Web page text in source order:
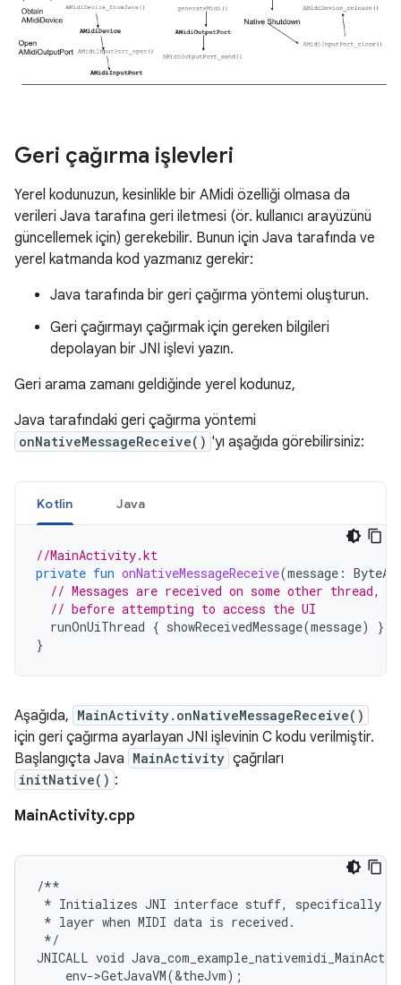
Geri çağırma işlevleri
Yerel kodunuzun, kesinlikle bir AMidi özelliği olmasa da
verileri Java tarafına geri iletmesi (ör. kullanıcı arayüzünü
güncellemek için) gerekebilir. Bunun için Java tarafında ve
yerel katmanda kod yazmanız gerekir:
Java tarafında bir geri çağırma yöntemi oluşturun.
Geri çağırmayı çağırmak için gereken bilgileri
depolayan bir JNI işlevi yazın.
Geri arama zamanı geldiğinde yerel kodunuz,
Java tarafındaki geri çağırma yöntemi
onNativeMessageReceive() 'yı aşağıda görebilirsiniz:
Kotlin Java
//MainActivity.kt
private fun onNativeMessageReceive(message :
// Messages are received on some other thread,
// before attempting to access the UI
runOnUiThread { showReceivedMessage(message)
}
}
Aşağıda, MainActivity.onNativeMessageReceive()
için geri çağırma ayarlayan JNI işlevinin C kodu verilmiştir.
Başlangıçta Java MainActivity çağrıları
initNative() :
MainActivity.cpp
/**
* Initializes JNI interface stuff, specifically
* layer when MIDI data is received .
*/
JNICALL void
env->GetJavaVM(&theJvm);